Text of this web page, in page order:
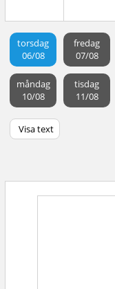
torsdag
06/08
fredag
07/08
måndag
10/08
tisdag
11/08
Visa text